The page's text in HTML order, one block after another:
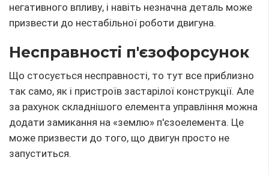
негативного впливу, і навіть незначна деталь може
призвести до нестабільної роботи двигуна.
Несправності п'єзофорсунок
Що стосується несправності, то тут все приблизно
так само, як і пристроїв застарілої конструкції. Але
за рахунок складнішого елемента управління можна
додати замикання на «землю» п'єзоелемента. Це
може призвести до того, що двигун просто не
запуститься.